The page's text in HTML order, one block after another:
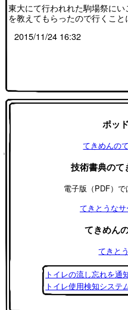
東大にて行われれた駒場祭にい
を教えてもらったので行くこと
2015/11/24 16:32
ポッ
てきめんの
技術書典のて
電子版（PDF）
てきとうな
てきめん
てきと
トイレの流し忘れを通
トイレ使用検知システ